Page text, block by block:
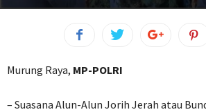
Murung Raya, MP-POLRI
– Suasana Alun-Alun Jorih Jerah atau